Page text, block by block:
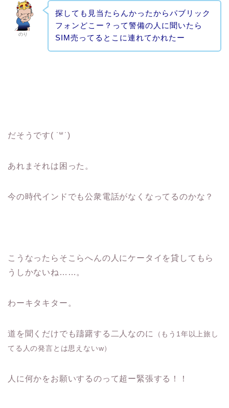
のり
探しても見当たらんかったからパブリック
フォンどこー？って警備の人に聞いたら
SIM売ってるとこに連れてかれたー
だそうです( ˙꒳​˙)
あれまそれは困った。
今の時代インドでも公衆電話がなくなってるのかな？
こうなったらそこらへんの人にケータイを貸してもら
うしかないね……。
わーキタキター。
道を聞くだけでも躊躇する二人なのに
（もう1年以上旅し
てる人の発言とは思えないw）
人に何かをお願いするのって超ー緊張する！！